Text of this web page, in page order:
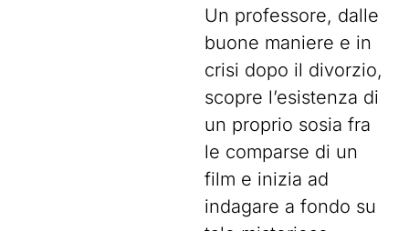
Un professore, dalle
buone maniere e in
crisi dopo il divorzio,
scopre l’esistenza di
un proprio sosia fra
le comparse di un
film e inizia ad
indagare a fondo su